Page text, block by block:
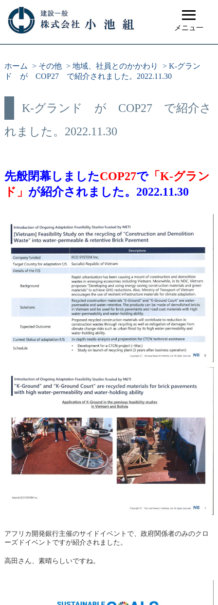
≡
メニュ一
ホーム > その他 > 地域、社員とのかかわり > K-グラン
ド が COP27 で紹介されました。2022.11.30
K-グランド が COP27 で紹介さ
れました。2022.11.30
先般閉幕しましたCOP27で「K-グラン
ド」 が紹介されました。2022.11.30
アフリカ開発銀行主催のサイドイベントで、政府関係者のみのクロ
ーズドイベントですが紹介されました。
高田さん、素晴らしいですね。